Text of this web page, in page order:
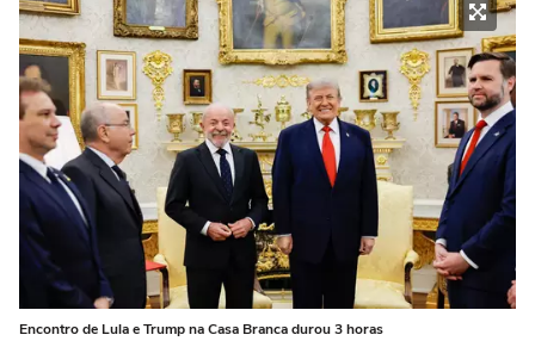
Encontro de Lula e Trump na Casa Branca durou 3 horas